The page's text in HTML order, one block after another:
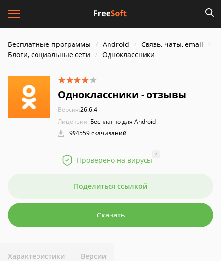
Бесплатные программы Android
Связь, чаты, email
Блоги, социальные сети
Одноклассники
Одноклассники - отзывы
Версия:26.6.4
Лицензия: Бесплатно для Android
994559 скачиваний
Проверено на вирусы
?
Поделиться ссылкой
Скачать
Характеристики Версии